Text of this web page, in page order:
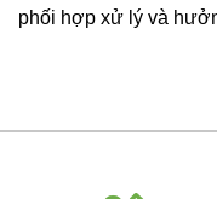
phối hợp xử lý và